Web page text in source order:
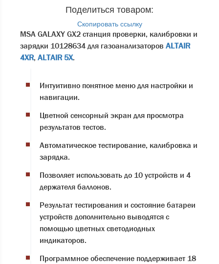
Поделиться товаром:
Скопировать ссылку
MSA GALAXY GX2 станция проверки, калибровки и
зарядки 10128634 для газоанализаторовALTAIR
4XR,ALTAIR 5X.
Интуитивно понятное меню для настройки и
навигации.
Цветной сенсорный экран для просмотра
результатов тестов.
Автоматическое тестирование, калибровка и
зарядка.
Позволяет использовать до 10 устройств и 4
держателя баллонов.
Результат тестирования и состояние батареи
устройств дополнительно выводятся с
помощью цветных светодиодных
индикаторов.
Программное обеспечение поддерживает 18